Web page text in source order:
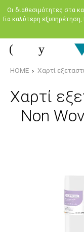
Oι διαθεσιμότητες στα
Για καλύτερη
HOME Χαρτί
Χαρτί
Non